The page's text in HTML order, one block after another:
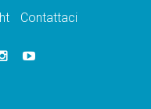
Contattaci